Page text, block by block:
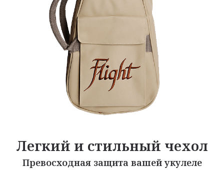
Легкий и стильный чехол
Превосходная защита вашей укулеле